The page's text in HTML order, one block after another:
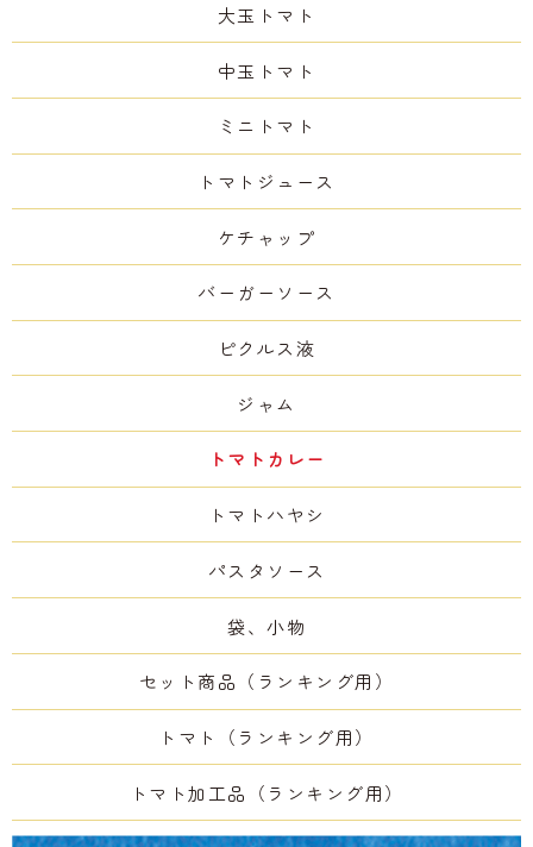
大玉トマト
中玉トマト
ミニトマト
トマトジュース
ケチャップ
バーガーソース
ピクルス液
ジャム
トマトカレー
トマトハヤシ
パスタソース
袋、小物
セット商品（ランキング用）
トマト（ランキング用）
トマト加工品（ランキング用）